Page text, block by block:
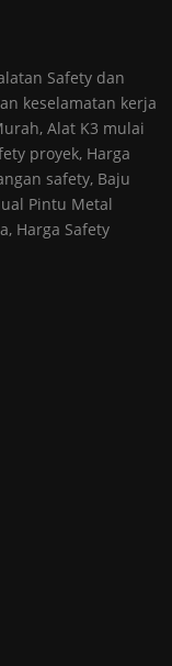
Safety dan
keselamatan kerja
Alat K3 mulai
proyek, Harga
safety, Baju
Pintu Metal
Harga Safety